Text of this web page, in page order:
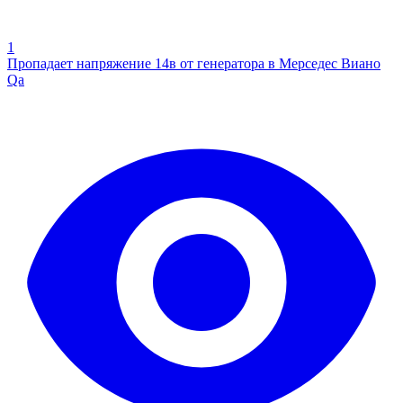
1
Пропадает напряжение 14в от генератора в Мерседес Виано
Qa